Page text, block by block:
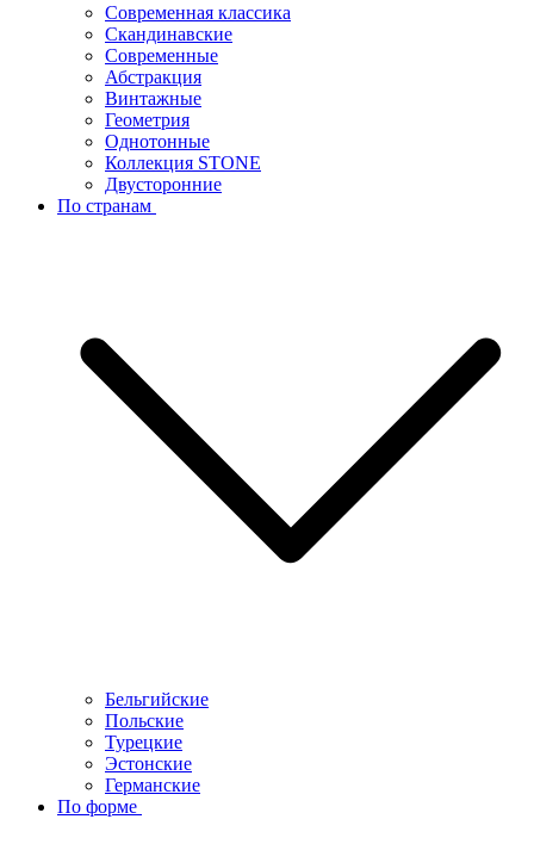
Современная классика
Скандинавские
Современные
Абстракция
Винтажные
Геометрия
Однотонные
Коллекция STONE
Двусторонние
По странам
Бельгийские
Польские
Турецкие
Эстонские
Германские
По форме